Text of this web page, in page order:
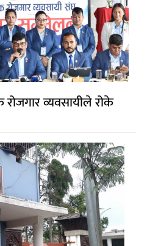
व्यवसायीले रोके